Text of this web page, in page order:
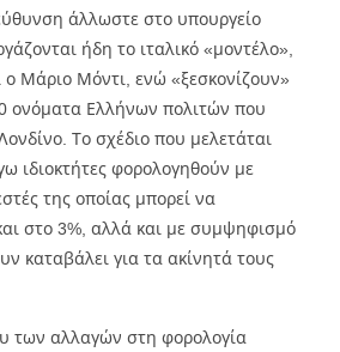
άλλωστε στο υπουργείο
ήδη το ιταλικό «μοντέλο»,
ο Μάριο Μόντι, ενώ «ξεσκονίζουν»
ονόματα Ελλήνων πολιτών που
Το σχέδιο που μελετάται
ιδιοκτήτες φορολογηθούν με
της οποίας μπορεί να
στο 3%, αλλά και με συμψηφισμό
καταβάλει για τα ακίνητά τους
των αλλαγών στη φορολογία